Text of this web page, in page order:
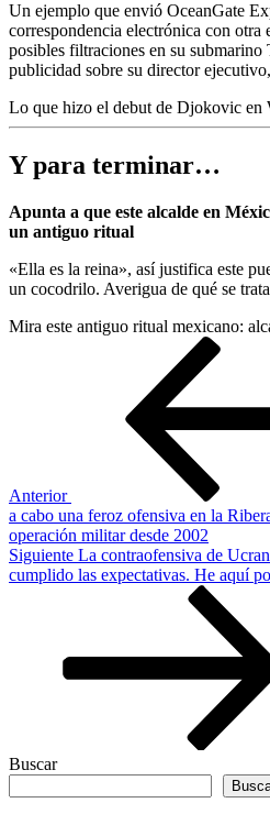
Un ejemplo que envió OceanGate
correspondencia electrónica con otra
posibles filtraciones en su submarino
publicidad sobre su director
Lo que hizo el debut de Djokovic en
Y para terminar…
Apunta a que este alcalde en
un antiguo ritual
«Ella es la reina», así justifica este
un cocodrilo. Averigua de qué se
Mira este antiguo ritual mexicano:
Anterior
a cabo una feroz ofensiva en la
operación militar desde 2002
Siguiente
entrada
Siguiente La contraofensiva de
cumplido las expectativas. He aquí
Buscar